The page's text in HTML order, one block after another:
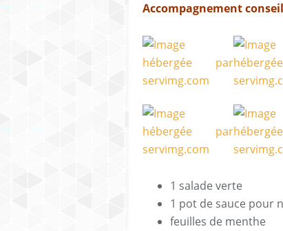
Accompagnement
1 salade verte
1 pot de sauce pour
feuilles de menthe